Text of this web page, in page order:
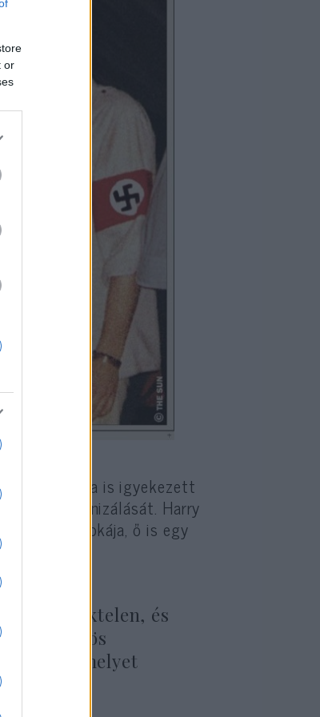
or
Sun
palota is igyekezett
modernizálását. Harry
királynő unokája, ő is egy
jelentéktelen, és
melyet